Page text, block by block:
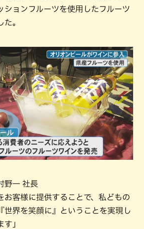
ションフルーツを使用したフルーツ
。
野一 社長
お客様に提供することで、私どもの
世界を笑顔に』ということを実現し
」